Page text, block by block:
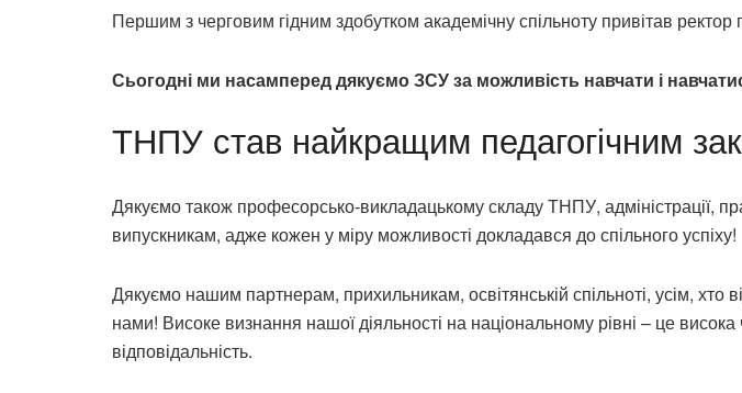
Першим з черговим гідним здобутком академічну спільноту привітав
Сьогодні ми насамперед дякуємо ЗСУ за можливість навчати і
ТНПУ став найкращим педагогічним
Дякуємо також професорсько-викладацькому складу ТНПУ, адміністрації,
випускникам, адже кожен у міру можливості докладався до спільного успіху!
Дякуємо нашим партнерам, прихильникам, освітянській спільноті, усім, хто
нами! Високе визнання нашої діяльності на національному рівні – це висока
відповідальність.